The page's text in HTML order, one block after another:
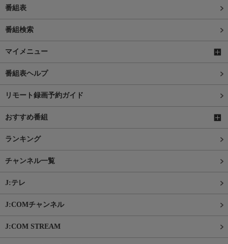
番組表
番組検索
マイメニュー
番組表ヘルプ
リモート録画予約ガイド
おすすめ番組
ランキング
チャンネル一覧
J:テレ
J:COMチャンネル
J:COM STREAM